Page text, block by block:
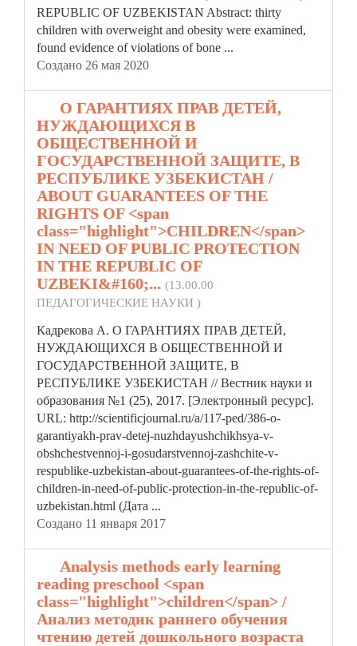
REPUBLIC OF UZBEKISTAN Abstract: thirty
children with overweight and obesity were examined,
found evidence of violations of bone ...
Создано 26 мая 2020
О ГАРАНТИЯХ ПРАВ ДЕТЕЙ,
НУЖДАЮЩИХСЯ В
ОБЩЕСТВЕННОЙ И
ГОСУДАРСТВЕННОЙ ЗАЩИТЕ, В
РЕСПУБЛИКЕ УЗБЕКИСТАН /
ABOUT GUARANTEES OF THE
RIGHTS OF <span
class="highlight">CHILDREN</span>
IN NEED OF PUBLIC PROTECTION
IN THE REPUBLIC OF
UZBEKI&#160;... (13.00.00
ПЕДАГОГИЧЕСКИЕ НАУКИ )
Кадрекова А. О ГАРАНТИЯХ ПРАВ ДЕТЕЙ,
НУЖДАЮЩИХСЯ В ОБЩЕСТВЕННОЙ И
ГОСУДАРСТВЕННОЙ ЗАЩИТЕ, В
РЕСПУБЛИКЕ УЗБЕКИСТАН // Вестник науки и
образования №1 (25), 2017. [Электронный ресурс].
URL: http://scientificjournal.ru/a/117-ped/386-o-
garantiyakh-prav-detej-nuzhdayushchikhsya-v-
obshchestvennoj-i-gosudarstvennoj-zashchite-v-
respublike-uzbekistan-about-guarantees-of-the-rights-of-
children-in-need-of-public-protection-in-the-republic-of-
uzbekistan.html (Дата ...
Создано 11 января 2017
Analysis methods early learning
reading preschool <span
class="highlight">children</span> /
Анализ методик раннего обучения
чтению детей дошкольного возраста